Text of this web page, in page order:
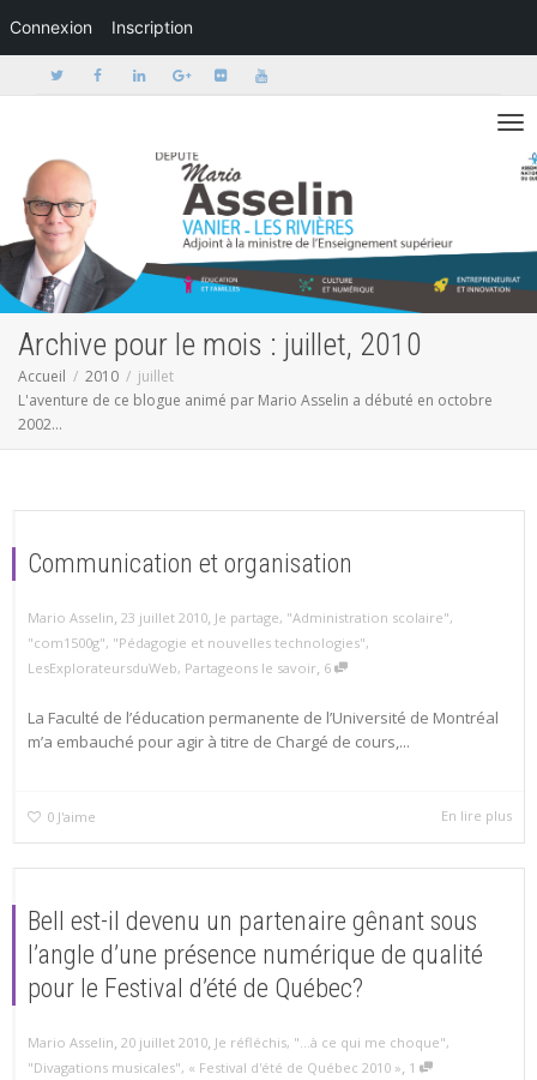
Connexion Inscription
Activer/
Archive pour le mois : juillet, 2010
Accueil 2010
juillet
L'aventure de ce blogue animé par Mario Asselin a débuté en octobre
2002...
Communication et organisation
Mario Asselin, 23 juillet 2010, Je partage, "Administration scolaire",
"com1500g", "Pédagogie et nouvelles technologies",
LesExplorateursduWeb, Partageons le savoir, 6
La Faculté de l’éducation permanente de l’Université de Montréal
m’a embauché pour agir à titre de Chargé de cours,...
0 J'aime En lire plus
Bell est-il devenu un partenaire gênant sous
l’angle d’une présence numérique de qualité
pour le Festival d’été de Québec?
Mario Asselin, 20 juillet 2010, Je réfléchis, "...à ce qui me choque",
"Divagations musicales", « Festival d'été de Québec 2010 », 1